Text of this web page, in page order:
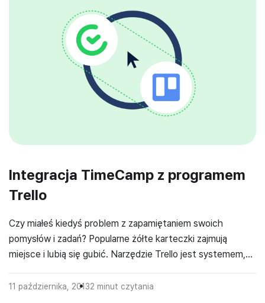
Integracja TimeCamp z programem
Trello
Czy miałeś kiedyś problem z zapamiętaniem swoich
pomysłów i zadań? Popularne żółte karteczki zajmują
miejsce i lubią się gubić. Narzędzie Trello jest systemem,
przestrzeni. Pozwala zbierać wszystkie potrzebne dane w
11 października, 20132 minut czytania